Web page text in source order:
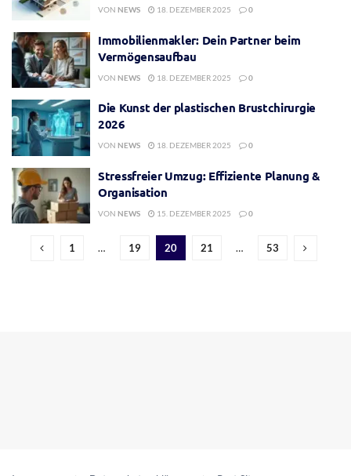
VON NEWS 18. DEZEMBER 2025 0
Immobilienmakler: Dein Partner beim
Vermögensaufbau
VON NEWS 18. DEZEMBER 2025 0
Die Kunst der plastischen Brustchirurgie
2026
VON NEWS 18. DEZEMBER 2025 0
Stressfreier Umzug: Effiziente Planung &
Organisation
VON NEWS 15. DEZEMBER 2025 0
1 … 19 20 21 … 53